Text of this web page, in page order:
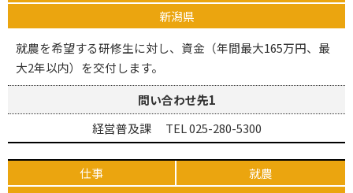
新潟県
就農を希望する研修生に対し、資金（年間最大165万円、最
大2年以内）を交付します。
問い合わせ先1
経営普及課 TEL 025-280-5300
仕事
就農